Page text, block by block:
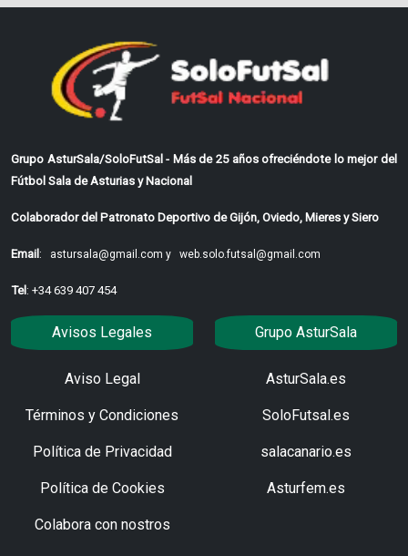
Grupo AsturSala/SoloFutSal - Más de 25 años ofreciéndote lo mejor del
Fútbol Sala de Asturias y Nacional
Colaborador del Patronato Deportivo de Gijón, Oviedo, Mieres y Siero
Email: astursala@gmail.com y web.solo.futsal@gmail.com
Tel: +34 639 407 454
Avisos Legales
Aviso Legal
Términos y Condiciones
Política de Privacidad
Política de Cookies
Colabora con nostros
Grupo AsturSala
AsturSala.es
SoloFutsal.es
salacanario.es
Asturfem.es